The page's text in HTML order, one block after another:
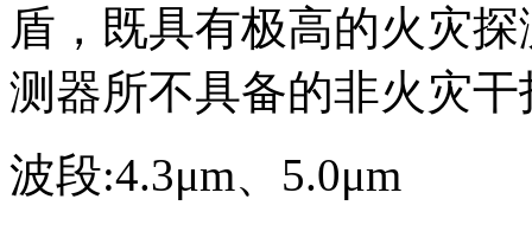
盾，既具有极高的火灾
测器所不具备的非火灾
波段:4.3μm、5.0μm